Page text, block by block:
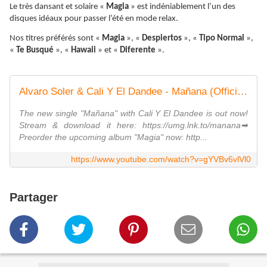
Le très dansant et solaire « Magia » est indéniablement l’un des
disques idéaux pour passer l’été en mode relax.
Nos titres préférés sont « Magia », « Despiertos », « Tipo Normal »,
« Te Busqué », « Hawaii » et « Diferente ».
Alvaro Soler & Cali Y El Dandee - Mañana (Official Music Video)
The new single "Mañana" with Cali Y El Dandee is out now!
Stream & download it here: https://umg.lnk.to/manana➡
Preorder the upcoming album "Magia" now: http...
https://www.youtube.com/watch?v=gYVBv6vlVl0
Partager